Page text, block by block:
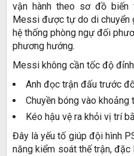
vận hành theo sơ đồ biến
Messi được tự do di chuyển
hệ thống phòng ngự đối
phương hướng.
Messi không cần tốc độ
Anh đọc trận đấu trước
Chuyền bóng vào khoảng
Kéo hậu vệ ra khỏi vị trí
Đây là yếu tố giúp đội hình
năng kiểm soát thế trận,